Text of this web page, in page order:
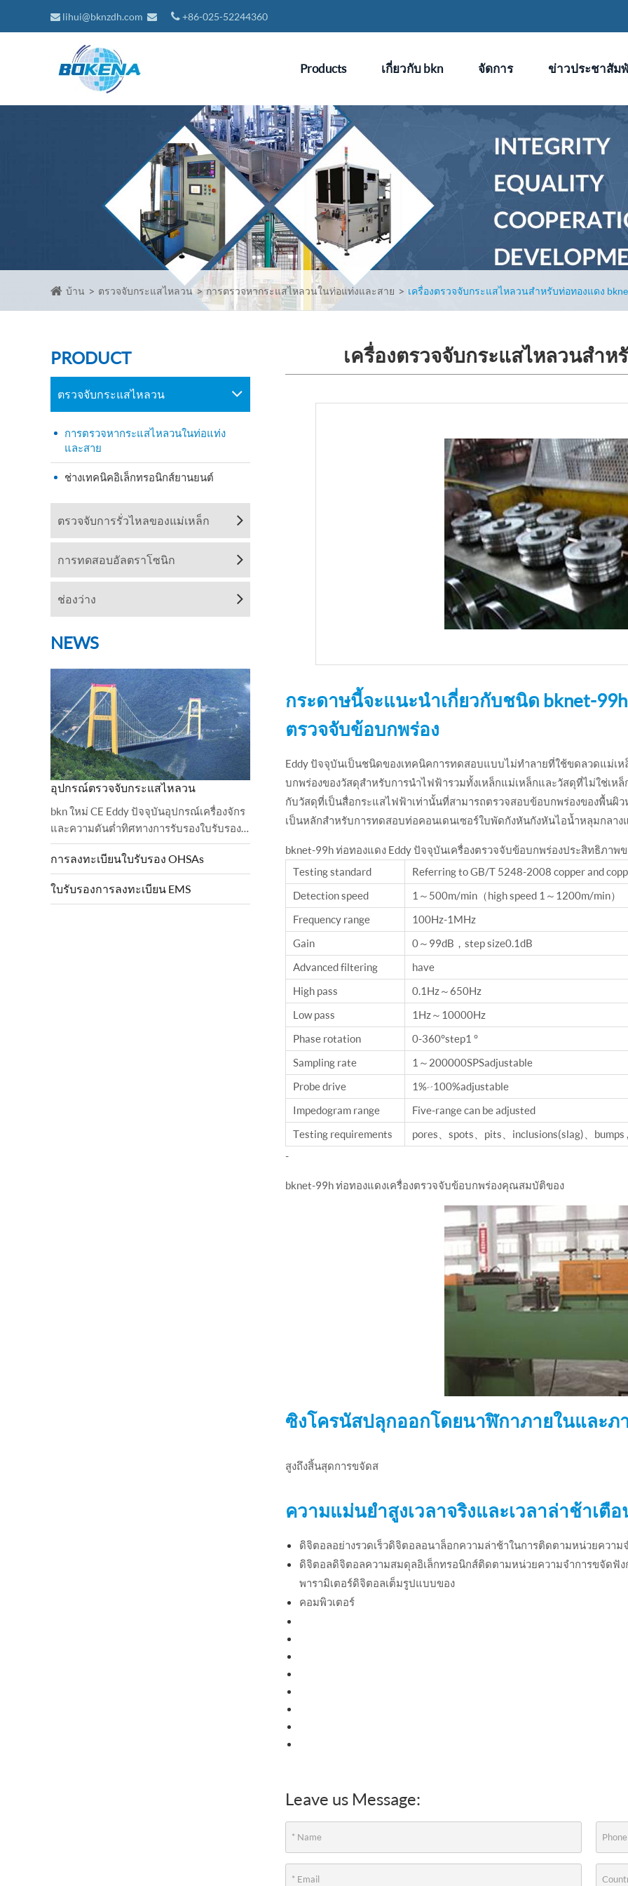
lihui@bknzdh.com +86-025-52244360
Products เกี่ยวกับ bkn จัดการ ข่าวประชาสัม
บ้าน ตรวจจับกระแสไหลวน การตรวจหากระแสไหลวนในท่อแท่งและสาย เครื่องตรวจจับกระแสไหลวนสำหรับท่อทองแดง
PRODUCT
ตรวจจับกระแสไหลวน
การตรวจหากระแสไหลวนในท่อแท่ง
และสาย
ช่างเทคนิคอิเล็กทรอนิกส์ยานยนต์
ตรวจจับการรั่วไหลของแม่เหล็ก
การทดสอบอัลตราโซนิก
ช่องว่าง
NEWS
อุปกรณ์ตรวจจับกระแสไหลวน
bkn ใหม่ CE Eddy ปัจจุบันอุปกรณ์เครื่องจักร
และความดันต่ำทิศทางการรับรองใบรับรอง
BKN ได้ปฏิบัติตามและเสร็จสิ้นการตรวจสอบ
เรียบร้อยแล้ว 2006 บัลลาสต์และสั่ง
เครื่องจักรกลและ
การลงทะเบียนใบรับรอง OHSAs
ใบรับรองการลงทะเบียน EMS
เครื่องตรวจจับกระแสไหลวนสำ
กระดาษนี้จะแนะนำเกี่ยวกับชนิด bknet-
ตรวจจับข้อบกพร่อง
Eddy ปัจจุบันเป็นชนิดของเทคนิคการทดสอบแบบไม่ทำลายที่ใช้ขดลวดแม่เห
บกพร่องของวัสดุสําหรับการนําไฟฟ้ารวมทั้งเหล็กแม่เหล็กและวัสดุที่ไม่ใช่เห
กับวัสดุที่เป็นสื่อกระแสไฟฟ้าเท่านั้นที่สามารถตรวจสอบข้อบกพร่องของพื้นผิ
เป็นหลักสำหรับการทดสอบท่อคอนเดนเซอร์ใบพัดกังหันกังหันไอน้ำหลุมกลาง
bknet-99h ท่อทองแดง Eddy ปัจจุบันเครื่องตรวจจับข้อบกพร่องประสิทธิภาพข
Testing standard
Referring to GB/T 5248-2008 copper and
Detection speed
1～500m/min（high speed 1～1200m/min）
Frequency range
100Hz-1MHz
Gain
0～99dB，step size 0.1dB
Advanced filtering
have
High pass
0.1Hz～650Hz
Low pass
1Hz～10000Hz
Phase rotation
0-360 °step1 °
Sampling rate
1～200000SPS adjustable
Probe drive
1%~100% adjustable
Impedogram range
Five-range can be adjusted
Testing requirements
pores、spots、pits、inclusions(slag)、bumps
-
bknet-99h ท่อทองแดงเครื่องตรวจจับข้อบกพร่องคุณสมบัติของ
ซิงโครนัสปลุกออกโดยนาฬิกาภายในและ
สูงถึงสิ้นสุดการขจัดส
ความแม่นยำสูงเวลาจริงและเวลาล่าช้าเตื
ดิจิตอลอย่างรวดเร็วดิจิตอลอนาล็อกความล่าช้าในการติดตามหน่วยความ
ดิจิตอลดิจิตอลความสมดุลอิเล็กทรอนิกส์ติดตามหน่วยความจำการขจัดฟั
พารามิเตอร์ดิจิตอลเต็มรูปแบบของ
คอมพิวเตอร์
Leave us Message: